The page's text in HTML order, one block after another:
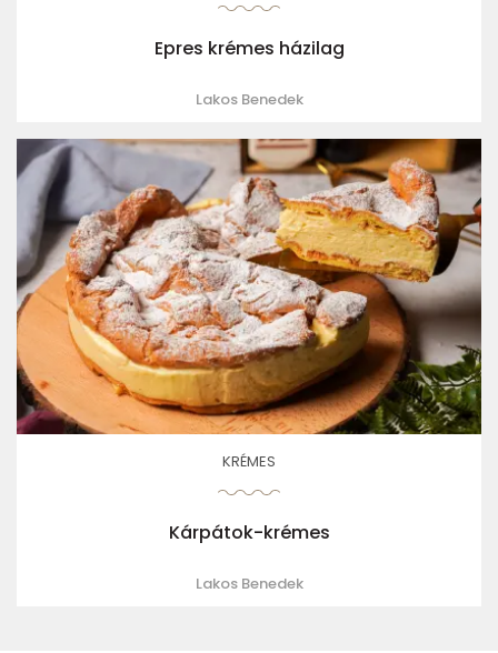
Epres krémes házilag
Lakos Benedek
KRÉMES
Kárpátok-krémes
Lakos Benedek